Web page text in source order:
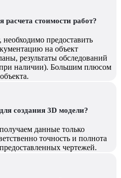
стоимости работ?
необходимо предоставить
на объект
результаты обследований
наличии). Большим плюсом
создания 3D модели?
данные только
точность и полнота
чертежей.